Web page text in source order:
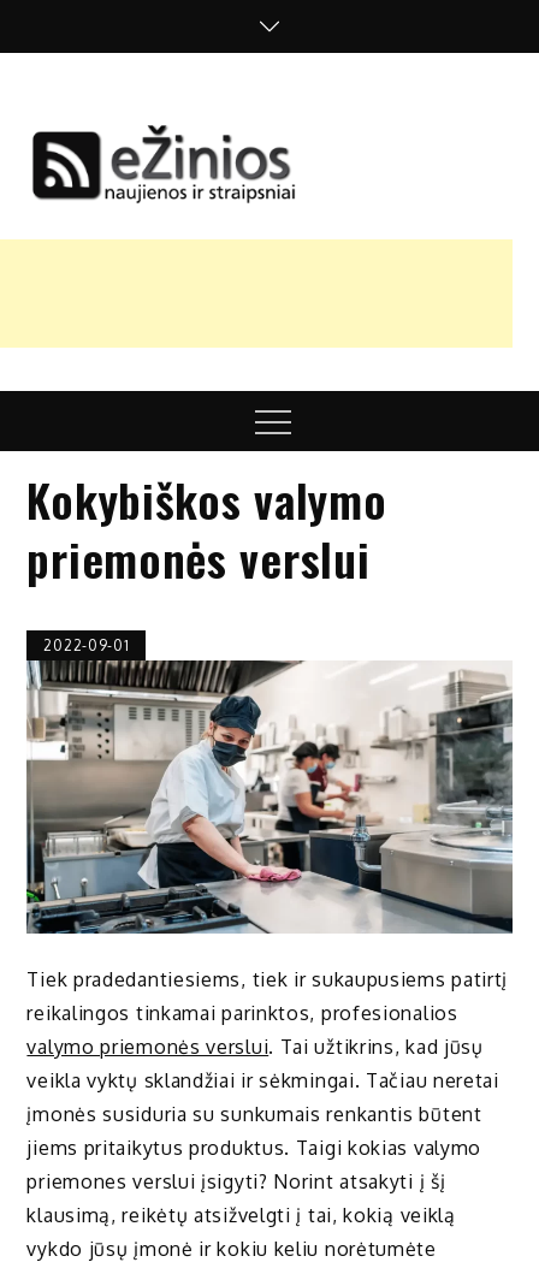
nuomonės
Menu
Kokybiškos valymo
priemonės verslui
2022-09-01
Tiek pradedantiesiems, tiek ir sukaupusiems patirtį
reikalingos tinkamai parinktos, profesionalios
valymo priemonės verslui. Tai užtikrins, kad jūsų
veikla vyktų sklandžiai ir sėkmingai. Tačiau neretai
įmonės susiduria su sunkumais renkantis būtent
jiems pritaikytus produktus. Taigi kokias valymo
priemones verslui įsigyti? Norint atsakyti į šį
klausimą, reikėtų atsižvelgti į tai, kokią veiklą
vykdo jūsų įmonė ir kokiu keliu norėtumėte